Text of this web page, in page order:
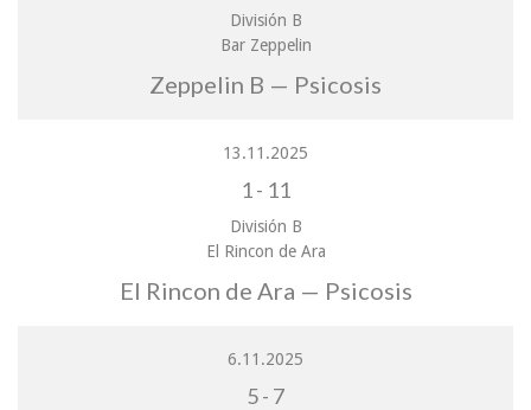
División B
Bar Zeppelin
Zeppelin B — Psicosis
13.11.2025
1- 11
División B
El Rincon de Ara
El Rincon de Ara — Psicosis
6.11.2025
5- 7